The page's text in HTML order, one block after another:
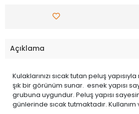
Açıklama
Kulaklarınızı sıcak tutan peluş
şık bir görünüm sunar. esnek yapısı
grubuna uygundur. Peluş yapısı
günlerinde sıcak tutmaktadır. Kullanım